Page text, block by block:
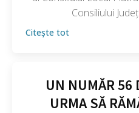
Consiliului
Citește tot
UN NUMĂR 56
URMA SĂ